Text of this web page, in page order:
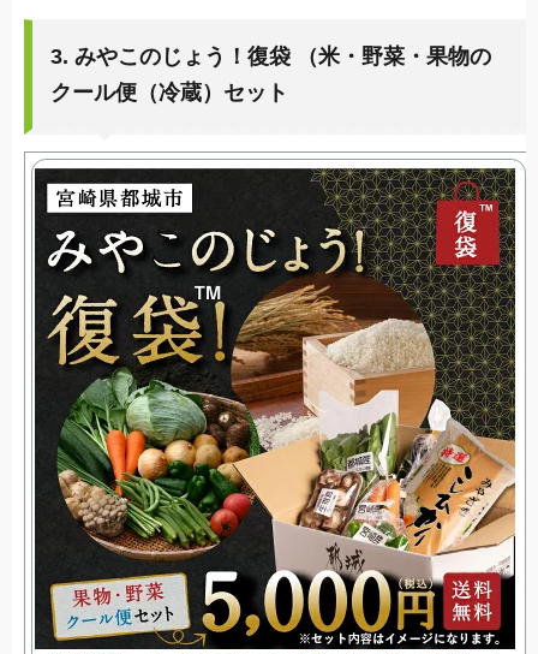
3. みやこのじょう！復袋 （米・野菜・果物の
クール便（冷蔵）セット